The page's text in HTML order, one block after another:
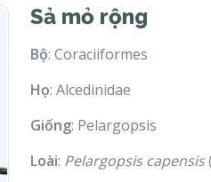
Sả mỏ rộng
Bộ: Coraciiformes
Họ: Alcedinidae
Giống: Pelargopsis
Loài: Pelargopsis capensis